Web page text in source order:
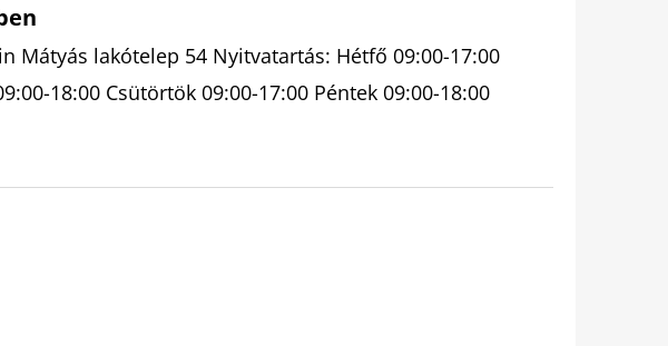
Mátyás lakótelep 54 Nyitvatartás: Hétfő 09:00-17:00
18:00 Csütörtök 09:00-17:00 Péntek 09:00-18:00